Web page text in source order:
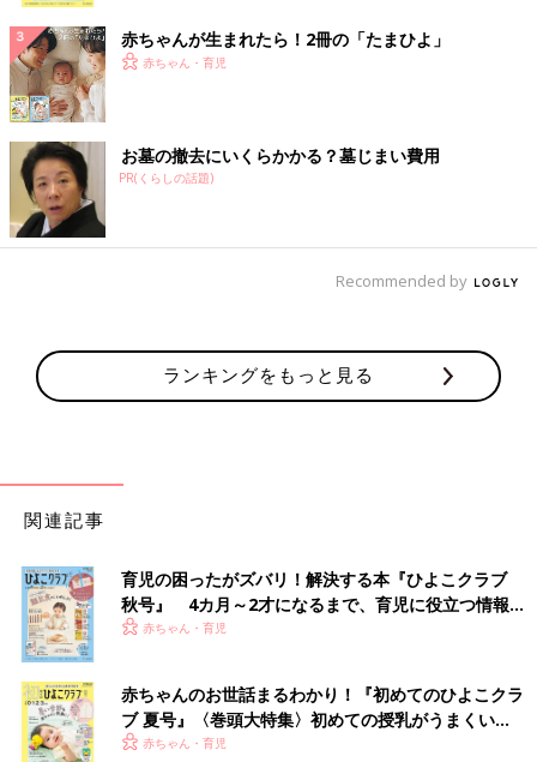
まずはココ！と１か所掃除する場所を決めてやって
みることからスタート！
著書『考えない家事』やInstagramなどのSNSで人気のぴょこぴ
ょこぴさんが実践している掃除の時短テクニックのアドバイスを
いただきました。
「フルタイム勤務の働くママは本当にお忙しいですよね。
ついで掃除やロボット掃除機などを使われて、賢く時短されてい
私も日常の掃除は、できるだけついでに行うようにしています。
特にこまめにお掃除しておきたいと考えているのが、汚れやすい
水回りです。
ペーパーで便座やその裏、便器の縁など汚れやすい場所だけをサ
ッと拭くようにしています。拭き終えたらトイレの中にポイッと
捨てるだけなので、ラク。
メです。
また洗面台を使う時に、鏡の水はねを見つけたら、サッと拭くよ
うにしています。
マイクロファイバークロスは、すぐ手にとれるように洗面台の近
くにつるして収納。
赤ちゃんが生まれたら！2冊の「たまひよ」
赤ちゃん・育児
お墓の撤去にいくらかかる？墓じまい費用
PR(くらしの話題)
Recommended by
ランキングをもっと見る
関連記事
育児の困ったがズバリ！解決する本『ひよこクラブ
秋号』 4カ月～2才になるまで、育児に役立つ情報が
いっぱい！
赤ちゃん・育児
赤ちゃんのお世話まるわかり！『初めてのひよこクラ
ブ 夏号』〈巻頭大特集〉初めての授乳がうまくい
く！ おっぱい・ミルクの基本と夏のトラブル 解決テ
赤ちゃん・育児